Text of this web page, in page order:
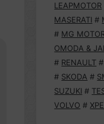
LEAPMOTOR
MASERATI #
# MG
OMODA &
# RENAULT #
# SKODA #
SUZUKI #
VOLVO #